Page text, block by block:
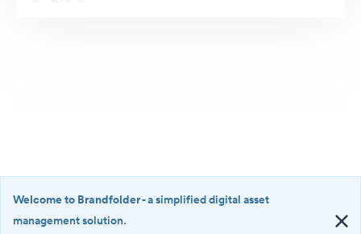
Welcome to Brandfolder- a simplified digital asset
management solution.